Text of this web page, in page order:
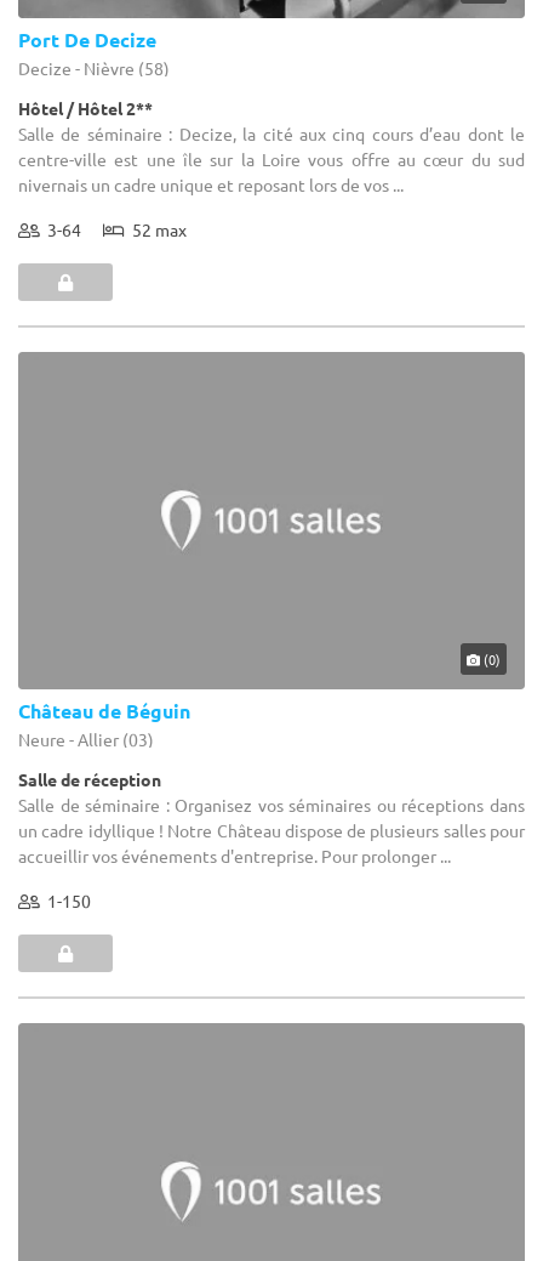
Port De Decize
Decize - Nièvre (58)
Hôtel / Hôtel 2**
Salle de séminaire : Decize, la cité aux cinq cours d’eau dont le
centre-ville est une île sur la Loire vous offre au cœur du sud
nivernais un cadre unique et reposant lors de vos ...
3-64 52 max
(0)
Château de Béguin
Neure - Allier (03)
Salle de réception
Salle de séminaire : Organisez vos séminaires ou réceptions dans
un cadre idyllique ! Notre Château dispose de plusieurs salles pour
accueillir vos événements d'entreprise. Pour prolonger ...
1-150